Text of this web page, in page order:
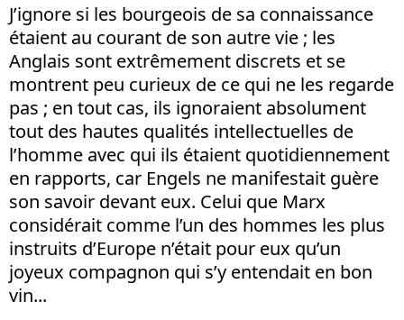
J’ignore si les bourgeois de sa connaissance
étaient au courant de son autre vie ; les
Anglais sont extrêmement discrets et se
montrent peu curieux de ce qui ne les regarde
pas ; en tout cas, ils ignoraient absolument
tout des hautes qualités intellectuelles de
l’homme avec qui ils étaient quotidiennement
en rapports, car Engels ne manifestait guère
son savoir devant eux. Celui que Marx
considérait comme l’un des hommes les plus
instruits d’Europe n’était pour eux qu’un
joyeux compagnon qui s’y entendait en bon
vin...